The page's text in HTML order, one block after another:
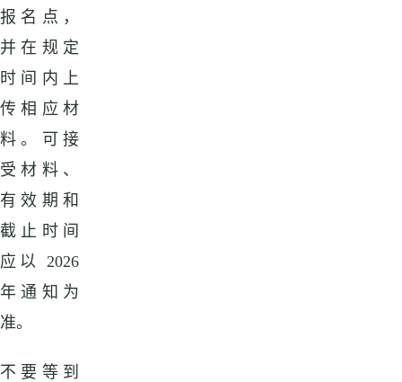
报名点，
并在规定
时间内上
传相应材
料。可接
受材料、
有效期和
截止时间
应以 2026
年通知为
准。
不要等到